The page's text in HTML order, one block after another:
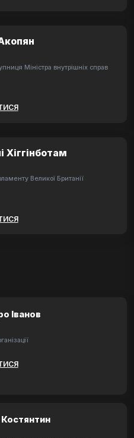
Міністра внутрішніх справ
Хіггінботам
Великої Британії
Іванов